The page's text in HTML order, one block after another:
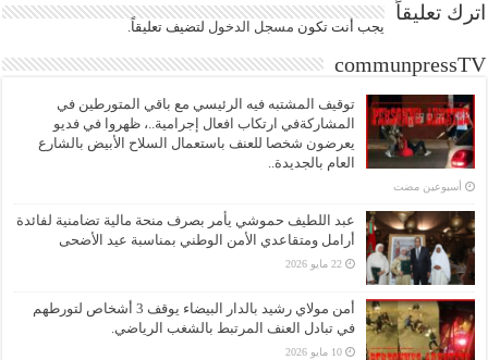
اترك تعليقاً
يجب أنت تكون مسجل الدخول لتضيف تعليقاً.
communpressTV
توقيف المشتبه فيه الرئيسي مع باقي المتورطين في
المشاركةفي ارتكاب افعال إجرامية..، ظهروا في فديو
يعرضون شخصا للعنف باستعمال السلاح الأبيض بالشارع
العام بالجديدة..
‏أسبوعين مضت
عبد اللطيف حموشي يأمر بصرف منحة مالية تضامنية لفائدة
أرامل ومتقاعدي الأمن الوطني بمناسبة عيد الأضحى
22 مايو 2026
أمن مولاي رشيد بالدار البيضاء يوقف 3 أشخاص لتورطهم
في تبادل العنف المرتبط بالشغب الرياضي.
10 مايو 2026